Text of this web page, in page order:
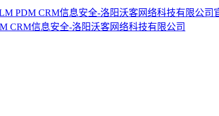
PDM CRM信息安全-洛阳沃客网络科技有限公司